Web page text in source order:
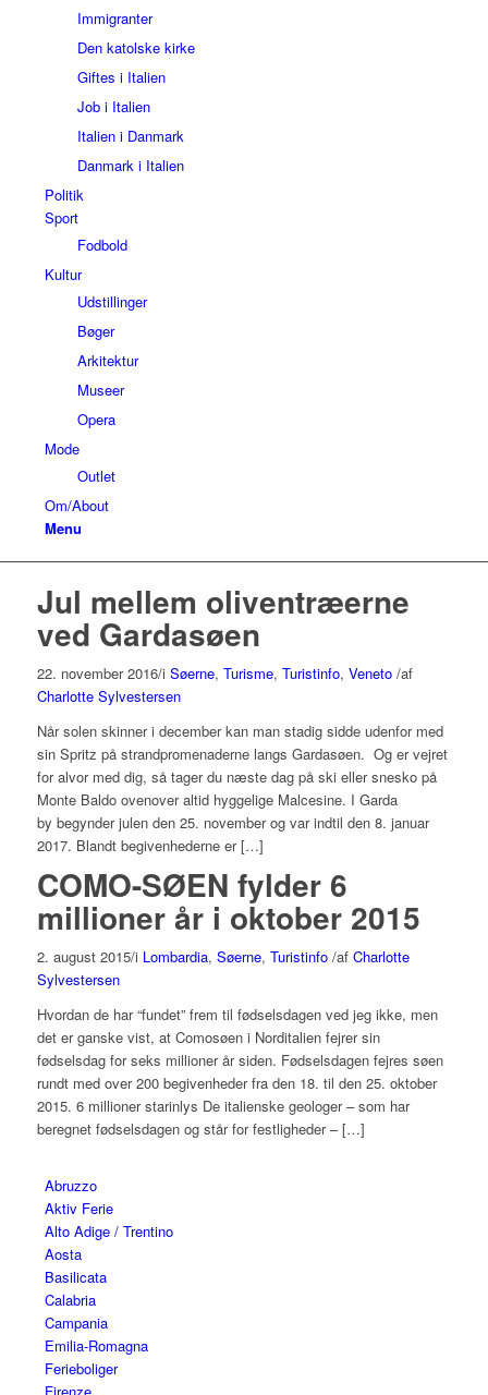
Immigranter
Den katolske kirke
Giftes i Italien
Job i Italien
Italien i Danmark
Danmark i Italien
Politik
Sport
Fodbold
Kultur
Udstillinger
Bøger
Arkitektur
Museer
Opera
Mode
Outlet
Om/About
Menu
Jul mellem oliventræerne
ved Gardasøen
22. november 2016/i Søerne, Turisme, Turistinfo, Veneto /af
Charlotte Sylvestersen
Når solen skinner i december kan man stadig sidde udenfor med
sin Spritz på strandpromenaderne langs Gardasøen. Og er vejret
for alvor med dig, så tager du næste dag på ski eller snesko på
Monte Baldo ovenover altid hyggelige Malcesine. I Garda
by begynder julen den 25. november og var indtil den 8. januar
2017. Blandt begivenhederne er […]
COMO-SØEN fylder 6
millioner år i oktober 2015
2. august 2015/i Lombardia, Søerne, Turistinfo /af Charlotte
Sylvestersen
Hvordan de har “fundet” frem til fødselsdagen ved jeg ikke, men
det er ganske vist, at Comosøen i Norditalien fejrer sin
fødselsdag for seks millioner år siden. Fødselsdagen fejres søen
rundt med over 200 begivenheder fra den 18. til den 25. oktober
2015. 6 millioner starinlys De italienske geologer – som har
beregnet fødselsdagen og står for festligheder – […]
Abruzzo
Aktiv Ferie
Alto Adige / Trentino
Aosta
Basilicata
Calabria
Campania
Emilia-Romagna
Ferieboliger